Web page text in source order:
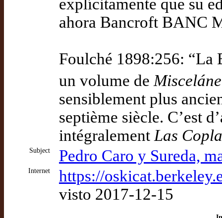
explícitamente que su
ahora Bancroft BANC
Foulché 1898:256: “La
un volume de
sensiblement plus
septième siècle. C’est
intégralement Las
Subject Pedro Caro y Sureda,
Internet
https://
visto 2017-12-15